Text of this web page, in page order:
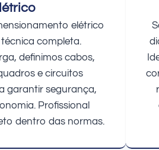
elétrico
completa.
definimos cabos,
e circuitos
garantir segurança,
Profissional
dentro das normas.